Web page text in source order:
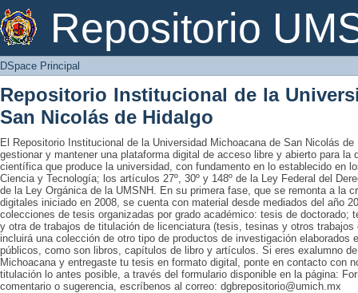
Repositorio
DSpace Principal
DSpace Principal
Repositorio Institucional de la
San Nicolás de Hidalgo
El Repositorio Institucional de la Universidad Michoacana de San Nicolás
gestionar y mantener una plataforma digital de acceso libre y abierto para la
científica que produce la universidad, con fundamento en lo establecido en
Ciencia y Tecnología; los artículos 27º, 30º y 148º de la Ley Federal del
de la Ley Orgánica de la UMSNH. En su primera fase, que se remonta a la
digitales iniciado en 2008, se cuenta con material desde mediados del año
colecciones de tesis organizadas por grado académico: tesis de doctorado;
y otra de trabajos de titulación de licenciatura (tesis, tesinas y otros
incluirá una colección de otro tipo de productos de investigación elaborados
públicos, como son libros, capítulos de libro y artículos. Si eres exalumno
Michoacana y entregaste tu tesis en formato digital, ponte en contacto con
titulación lo antes posible, a través del formulario disponible en la página:
comentario o sugerencia, escríbenos al correo: dgbrepositorio@umich.mx